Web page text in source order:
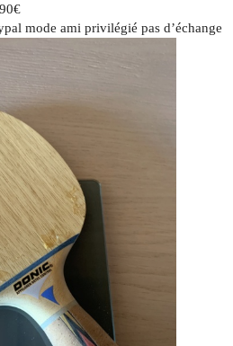
mode ami privilégié pas d’échange